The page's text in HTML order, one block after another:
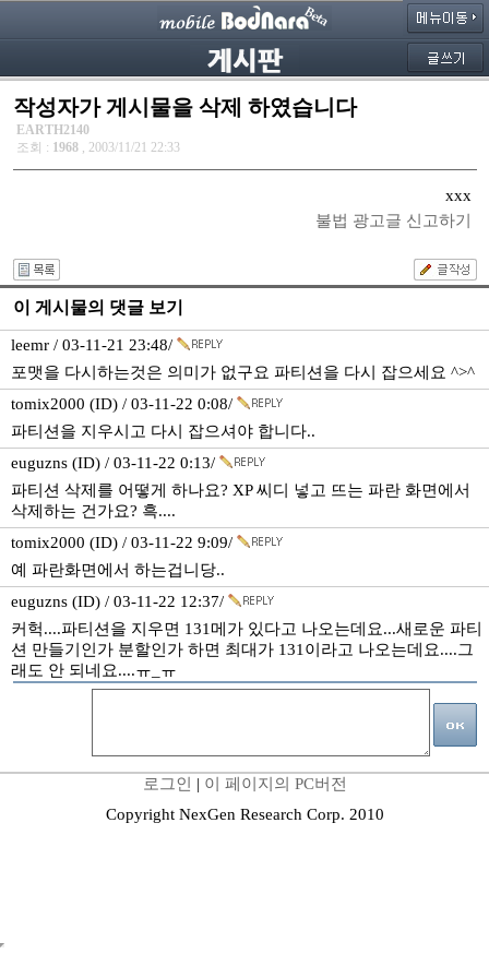
작성자가 게시물을 삭제 하였습니다
EARTH2140
조회 : 1968 , 2003/11/21 22:33
xxx
불법 광고글 신고하기
이 게시물의 댓글 보기
leemr / 03-11-21 23:48/
포맷을 다시하는것은 의미가 없구요 파티션을 다시 잡으세요 ^>^
tomix2000 (ID) / 03-11-22 0:08/
파티션을 지우시고 다시 잡으셔야 합니다..
euguzns (ID) / 03-11-22 0:13/
파티션 삭제를 어떻게 하나요? XP 씨디 넣고 뜨는 파란 화면에서
삭제하는 건가요? 흑....
tomix2000 (ID) / 03-11-22 9:09/
예 파란화면에서 하는겁니당..
euguzns (ID) / 03-11-22 12:37/
커헉....파티션을 지우면 131메가 있다고 나오는데요...새로운 파티
션 만들기인가 분할인가 하면 최대가 131이라고 나오는데요....그
래도 안 되네요....ㅠ_ㅠ
로그인 | 이 페이지의 PC버전
Copyright NexGen Research Corp. 2010